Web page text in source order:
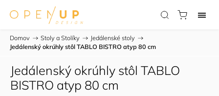
Domov / Stoly a Stolíky / Jedálenské stoly /
Jedálenský okrúhly stôl TABLO BISTRO atyp 80 cm
Jedálenský okrúhly stôl TABLO
BISTRO atyp 80 cm